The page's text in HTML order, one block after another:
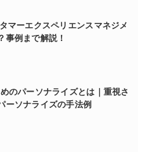
マーエクスペリエンスマネジメ
事例まで解説！
のパーソナライズとは｜重視さ
ーソナライズの手法例